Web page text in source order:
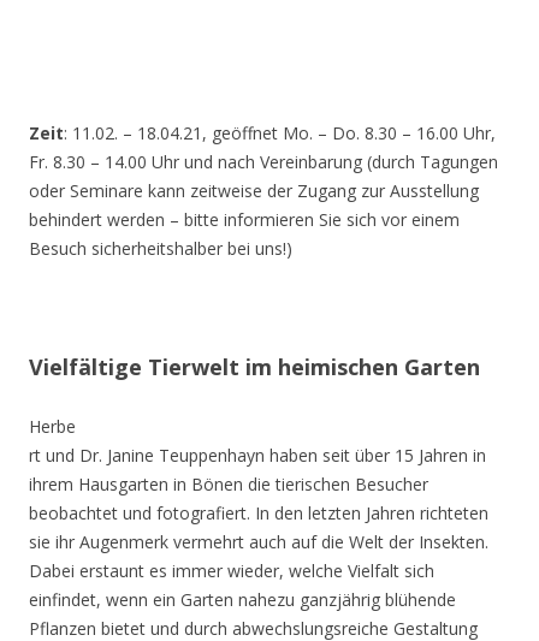
Zeit: 11.02. – 18.04.21, geöffnet Mo. – Do. 8.30 – 16.00 Uhr,
Fr. 8.30 – 14.00 Uhr und nach Vereinbarung (durch Tagungen
oder Seminare kann zeitweise der Zugang zur Ausstellung
behindert werden – bitte informieren Sie sich vor einem
Besuch sicherheitshalber bei uns!)
Vielfältige Tierwelt im heimischen Garten
Herbe
rt und Dr. Janine Teuppenhayn haben seit über 15 Jahren in
ihrem Hausgarten in Bönen die tierischen Besucher
beobachtet und fotografiert. In den letzten Jahren richteten
sie ihr Augenmerk vermehrt auch auf die Welt der Insekten.
Dabei erstaunt es immer wieder, welche Vielfalt sich
einfindet, wenn ein Garten nahezu ganzjährig blühende
Pflanzen bietet und durch abwechslungsreiche Gestaltung